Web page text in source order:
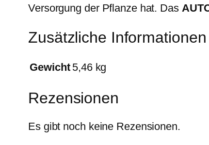
Versorgung der Pflanze hat. Das
Zusätzliche Informationen
Gewicht 5,46 kg
Rezensionen
Es gibt noch keine Rezensionen.